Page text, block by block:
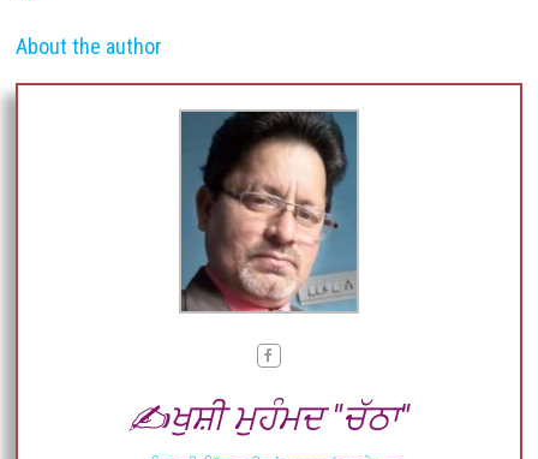
About the author
✍️ਖੁਸ਼ੀ ਮੁਹੰਮਦ "ਚੱਠਾ"